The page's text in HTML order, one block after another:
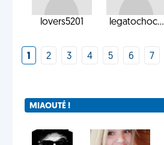
lovers5201 legatochoc...
1 2 3 4 5 6 7
MIAOUTÉ !